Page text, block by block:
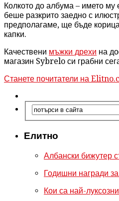
Колкото до албума – името му
беше разкрито заедно с
предполагаме, ще бъде
капки.
Качествени мъжки дрехи на
магазин Sybrelo си грабни
Станете почитатели на
Елитно
Албански бижутер
Годишни награди
Кои са най-